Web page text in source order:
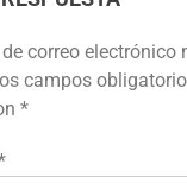
correo electrónico
campos
*